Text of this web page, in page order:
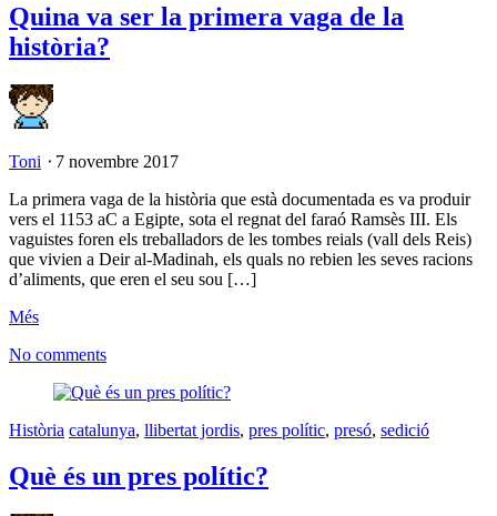
Quina va ser la primera vaga de la
història?
Toni ⋅ 7 novembre 2017
La primera vaga de la història que està documentada es va produir
vers el 1153 aC a Egipte, sota el regnat del faraó Ramsès III. Els
vaguistes foren els treballadors de les tombes reials (vall dels Reis)
que vivien a Deir al-Madinah, els quals no rebien les seves racions
d’aliments, que eren el seu sou […]
Més
No comments
Història catalunya, llibertat jordis, pres polític, presó, sedició
Què és un pres polític?